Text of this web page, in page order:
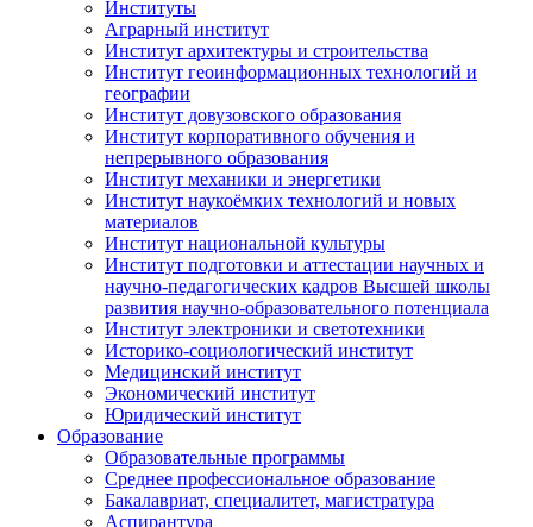
Институты
Аграрный институт
Институт архитектуры и строительства
Институт геоинформационных технологий и
географии
Институт довузовского образования
Институт корпоративного обучения и
непрерывного образования
Институт механики и энергетики
Институт наукоёмких технологий и новых
материалов
Институт национальной культуры
Институт подготовки и аттестации научных и
научно-педагогических кадров Высшей школы
развития научно-образовательного потенциала
Институт электроники и светотехники
Историко-социологический институт
Медицинский институт
Экономический институт
Юридический институт
Образование
Образовательные программы
Среднее профессиональное образование
Бакалавриат, специалитет, магистратура
Аспирантура